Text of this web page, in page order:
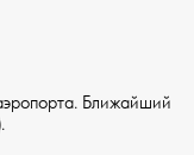
Ближайший